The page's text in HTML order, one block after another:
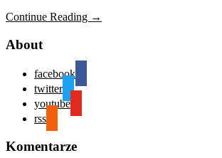
Continue Reading →
About
facebook
twitter
youtube
rss
Komentarze